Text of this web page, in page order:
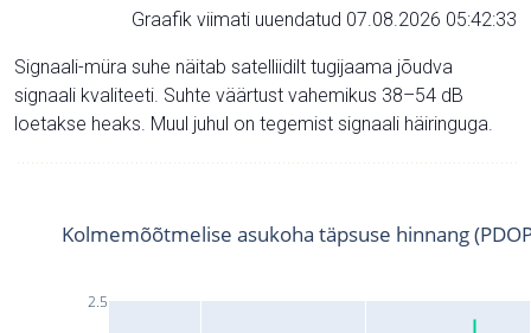
Graafik viimati uuendatud 07.08.2026 05:42:33
Signaali-müra suhe näitab satelliidilt tugijaama jõudva
signaali kvaliteeti. Suhte väärtust vahemikus 38–54 dB
loetakse heaks. Muul juhul on tegemist signaali häiringuga.
2.5
Kolmemõõtmelise asukoha täpsuse hinnang